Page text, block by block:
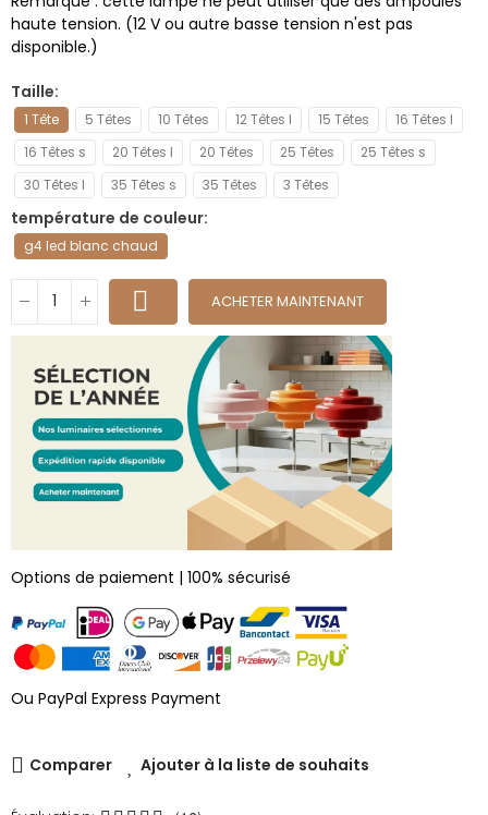
haute tension. (12 V ou autre basse tension n'est pas
disponible.)
Taille
1 Tête 5 Têtes 10 Têtes 12 Têtes l 15 Têtes
16 Têtes l
16 Têtes s
20 Têtes l 20 Têtes 25 Têtes
25 Têtes s
30 Têtes l
35 Têtes s 35 Têtes 3 Têtes
température de couleur
g4 led blanc chaud
ACHETER MAINTENANT
Options de paiement | 100% sécurisé
Ou PayPal Express Payment
Comparer Ajouter à la liste de souhaits